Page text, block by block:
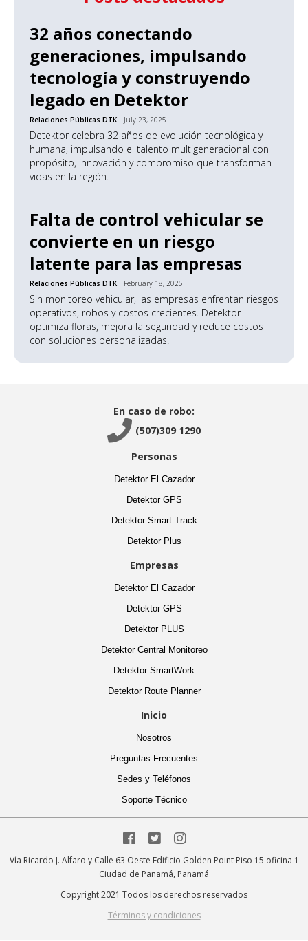
32 años conectando
generaciones, impulsando
tecnología y construyendo
legado en Detektor
Relaciones Públicas DTK July 23, 2025
Detektor celebra 32 años de evolución tecnológica y
humana, impulsando el talento multigeneracional con
propósito, innovación y compromiso que transforman
vidas en la región.
Falta de control vehicular se
convierte en un riesgo
latente para las empresas
Relaciones Públicas DTK February 18, 2025
Sin monitoreo vehicular, las empresas enfrentan riesgos
operativos, robos y costos crecientes. Detektor
optimiza floras, mejora la seguridad y reduce costos
con soluciones personalizadas.
En caso de robo:
 (507)309 1290
Personas
Detektor El Cazador
Detektor GPS
Detektor Smart Track
Detektor Plus
Empresas
Detektor El Cazador
Detektor GPS
Detektor PLUS
Detektor Central Monitoreo
Detektor SmartWork
Detektor Route Planner
Inicio
Nosotros
Preguntas Frecuentes
Sedes y Teléfonos
Soporte Técnico
Copyright 2021 Todos los derechos reservados
Términos y condiciones
  
Vía Ricardo J. Alfaro y Calle 63 Oeste Edificio Golden Point Piso 15 oficina 1
Ciudad de Panamá, Panamá